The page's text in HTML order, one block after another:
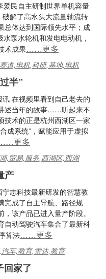
民自主研制世界单机容量
解了高水头大流量轴流转
总体达到国际领先水平；成
泵水轮机和发电电动机，
术成果……更多
道,电机,科研,基地,电机
半”
在视频里看到自己老去的
述当年的故事……听起来不
技术的正是杭州西湖区一家
成系统”，赋能应用于虚拟
更多
,贸易,服务,西湖区,西湖
产
志科技最新研发的智慧教
完成了自主导航、路径规
该产品已进入量产阶段。
自动驾驶汽车集合了最新科
算法……更多
车,教育,雷达,教育
回家了